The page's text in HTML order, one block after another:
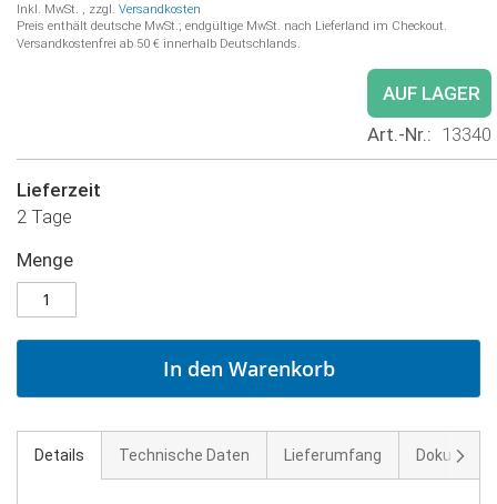
Inkl. MwSt. , zzgl. Versandkosten
Preis enthält deutsche MwSt.; endgültige MwSt. nach Lieferland im Checkout.
Versandkostenfrei ab 50 € innerhalb Deutschlands.
AUF LAGER
Art.-Nr.
13340
Lieferzeit
2 Tage
Menge
In den Warenkorb
Details Technische Daten Lieferumfang